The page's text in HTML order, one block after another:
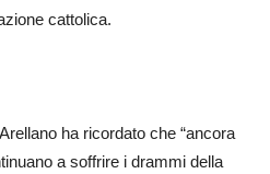
cattolica.
ha ricordato che “ancora
a soffrire i drammi della